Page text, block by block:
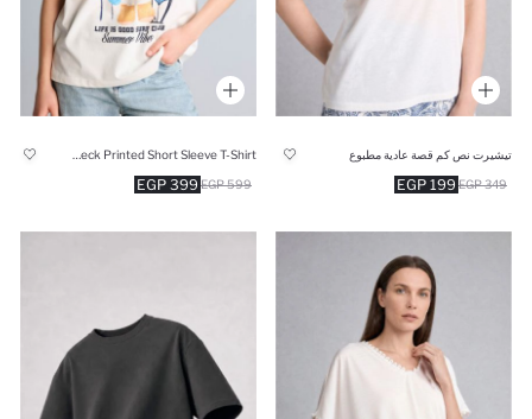
تيشيرت نص كم قصة عادية مطبوع
199 EGP 349 EGP
399 EGP 599 EGP